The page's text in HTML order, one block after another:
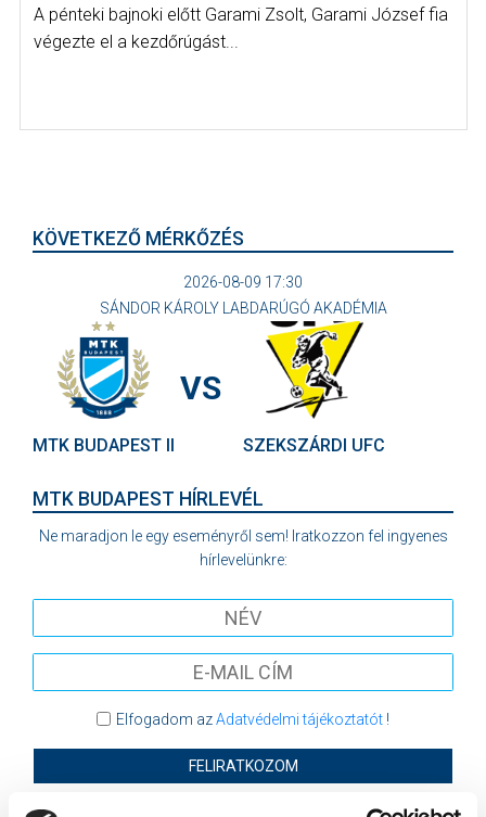
A pénteki bajnoki előtt Garami Zsolt, Garami József fia
végezte el a kezdőrúgást...
KÖVETKEZŐ MÉRKŐZÉS
2026-08-09 17:30
SÁNDOR KÁROLY LABDARÚGÓ AKADÉMIA
MTK BUDAPEST II
VS
SZEKSZÁRDI UFC
MTK BUDAPEST HÍRLEVÉL
Ne maradjon le egy eseményről sem! Iratkozzon fel ingyenes
hírlevelünkre:
Elfogadom azAdatvédelmi tájékoztatót!
FELIRATKOZOM